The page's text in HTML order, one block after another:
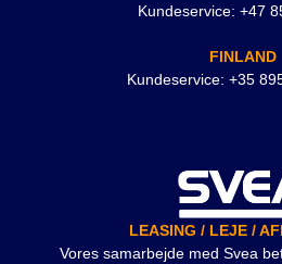
Kundeservice: +47
FINLAND
Kundeservice: +35
LEASING / LEJE /
Vores samarbejde med Svea